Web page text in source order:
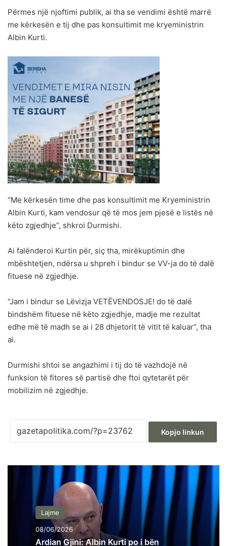
Përmes një njoftimi publik, ai tha se vendimi është marrë
me kërkesën e tij dhe pas konsultimit me kryeministrin
Albin Kurti.
“Me kërkesën time dhe pas konsultimit me Kryeministrin
Albin Kurti, kam vendosur që të mos jem pjesë e listës në
këto zgjedhje”, shkroi Durmishi.
Ai falënderoi Kurtin për, siç tha, mirëkuptimin dhe
mbështetjen, ndërsa u shpreh i bindur se VV-ja do të dalë
fituese në zgjedhje.
“Jam i bindur se Lëvizja VETËVENDOSJE! do të dalë
bindshëm fituese në këto zgjedhje, madje me rezultat
edhe më të madh se ai i 28 dhjetorit të vitit të kaluar”, tha
ai.
Durmishi shtoi se angazhimi i tij do të vazhdojë në
funksion të fitores së partisë dhe ftoi qytetarët për
mobilizim në zgjedhje.
Kopjo linkun
Lajme
08/06/2026
Ardian Gjini: Albin Kurti po i bën